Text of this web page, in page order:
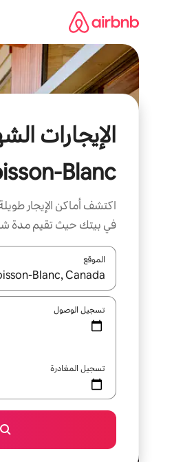
Blanc
اكتشف أماكن الإيجار
في بيتك حيث تقيم مدة
الموقع
عند توفر النتائج، انتقل
تسجيل الوصول
تسجيل المغادرة